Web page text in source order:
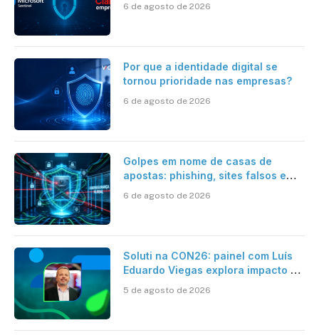
automatizada
6 de agosto de 2026
Por que a identidade digital se
tornou prioridade nas empresas?
6 de agosto de 2026
Golpes em nome de casas de
apostas: phishing, sites falsos e
6 de agosto de 2026
Soluti na CON26: painel com Luís
Eduardo Viegas explora impacto de
Contabilidade
5 de agosto de 2026